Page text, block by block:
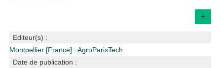
+
Editeur(s) :
Montpellier [France] : AgroParisTech
Date de publication :